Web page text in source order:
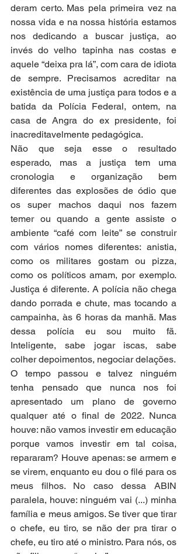
deram certo. Mas pela primeira vez na
nossa vida e na nossa história estamos
nos dedicando a buscar justiça, ao
invés do velho tapinha nas costas e
aquele “deixa pra lá”, com cara de idiota
de sempre. Precisamos acreditar na
existência de uma justiça para todos e a
batida da Polícia Federal, ontem, na
casa de Angra do ex presidente, foi
inacreditavelmente pedagógica.
Não que seja esse o resultado
esperado, mas a justiça tem uma
cronologia e organização bem
diferentes das explosões de ódio que
os super machos daqui nos fazem
temer ou quando a gente assiste o
ambiente “café com leite” se construir
com vários nomes diferentes: anistia,
como os militares gostam ou pizza,
como os políticos amam, por exemplo.
Justiça é diferente. A polícia não chega
dando porrada e chute, mas tocando a
campainha, às 6 horas da manhã. Mas
dessa polícia eu sou muito fã.
Inteligente, sabe jogar iscas, sabe
colher depoimentos, negociar delações.
O tempo passou e talvez ninguém
tenha pensado que nunca nos foi
apresentado um plano de governo
qualquer até o final de 2022. Nunca
houve: não vamos investir em educação
porque vamos investir em tal coisa,
repararam? Houve apenas: se armem e
se virem, enquanto eu dou o filé para os
meus filhos. No caso dessa ABIN
paralela, houve: ninguém vai (...) minha
família e meus amigos. Se tiver que tirar
o chefe, eu tiro, se não der pra tirar o
chefe, eu tiro até o ministro. Para nós, os